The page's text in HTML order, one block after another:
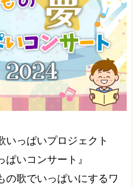
いっぱいプロジェクト
ぱいコンサート』
の歌でいっぱいにするワ